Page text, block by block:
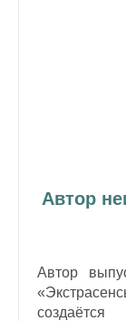
Автор
Автор
создаётся